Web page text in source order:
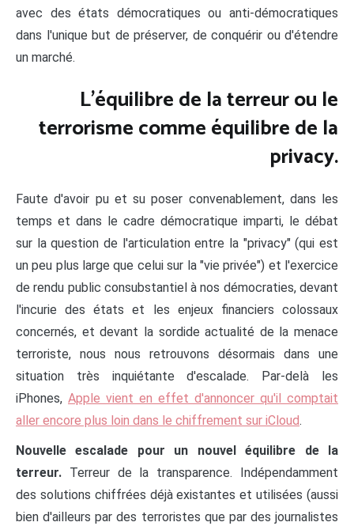
avec des états démocratiques ou anti-démocratiques
dans l'unique but de préserver, de conquérir ou d'étendre
un marché.
L'équilibre de la terreur ou le
terrorisme comme équilibre de la
privacy.
Faute d'avoir pu et su poser convenablement, dans les
temps et dans le cadre démocratique imparti, le débat
sur la question de l'articulation entre la "privacy" (qui est
un peu plus large que celui sur la "vie privée") et l'exercice
de rendu public consubstantiel à nos démocraties, devant
l'incurie des états et les enjeux financiers colossaux
concernés, et devant la sordide actualité de la menace
terroriste, nous nous retrouvons désormais dans une
situation très inquiétante d'escalade. Par-delà les
iPhones, Apple vient en effet d'annoncer qu'il comptait
aller encore plus loin dans le chiffrement sur iCloud.
Nouvelle escalade pour un nouvel équilibre de la
terreur. Terreur de la transparence. Indépendamment
des solutions chiffrées déjà existantes et utilisées (aussi
bien d'ailleurs par des terroristes que par des journalistes